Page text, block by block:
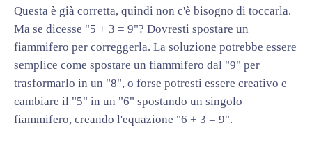
Questa è già corretta, quindi non c'è bisogno di toccarla.
Ma se dicesse "5 + 3 = 9"? Dovresti spostare un
fiammifero per correggerla. La soluzione potrebbe essere
semplice come spostare un fiammifero dal "9" per
trasformarlo in un "8", o forse potresti essere creativo e
cambiare il "5" in un "6" spostando un singolo
fiammifero, creando l'equazione "6 + 3 = 9".